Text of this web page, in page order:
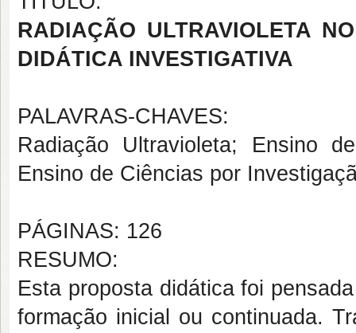
RADIAÇÃO ULTRAVIOLETA
DIDÁTICA INVESTIGATIVA
PALAVRAS-CHAVES:
Radiação Ultravioleta; Ensino
Ensino de Ciências por
PÁGINAS: 126
RESUMO:
Esta proposta didática foi
formação inicial ou continuada.